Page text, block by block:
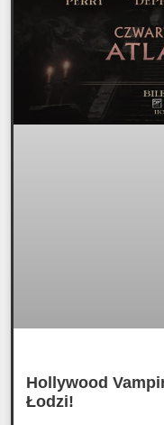
Hollywood
Łodzi!